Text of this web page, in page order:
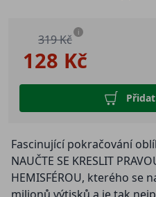
128 Kč
319 Kč i
Fascinující pokračování
NAUČTE SE KRESLIT
HEMISFÉROU, kterého se